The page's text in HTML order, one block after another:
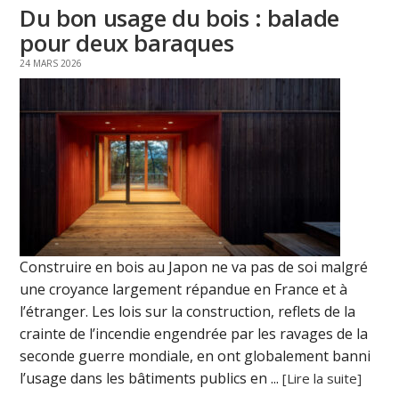
Du bon usage du bois : balade
pour deux baraques
24 MARS 2026
Construire en bois au Japon ne va pas de soi malgré
une croyance largement répandue en France et à
l’étranger. Les lois sur la construction, reflets de la
crainte de l’incendie engendrée par les ravages de la
seconde guerre mondiale, en ont globalement banni
l’usage dans les bâtiments publics en ...[Lire la suite]